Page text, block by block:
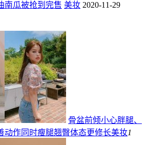
南瓜被抢到完售 美妆 2020-11-29
骨盆前倾小心胖腿、
动作同时瘦腿翘臀体态更修长美妆1